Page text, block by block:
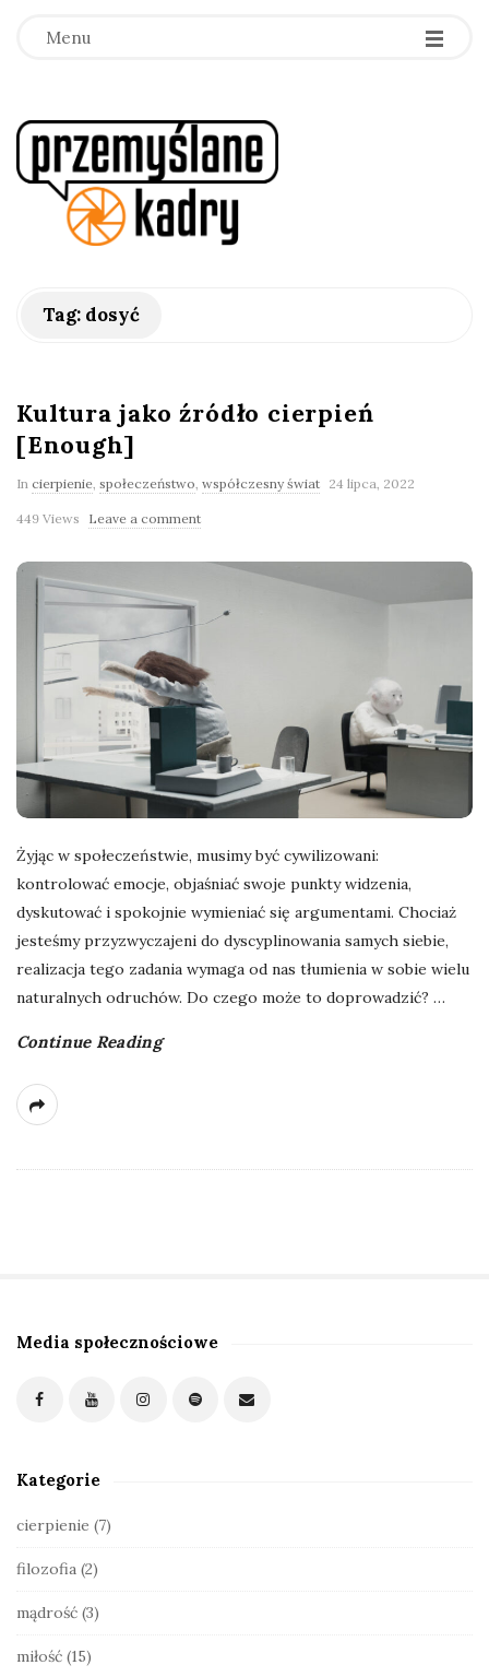
Menu
p
y
ś
l
a
n
k
a
d
r
y
Tag: dosyć
Kultura jako źródło cierpień
[Enough]
In cierpienie społeczeństwo współczesny świat 24 lipca, 2022
449 Views Leave a comment
Żyjąc w społeczeństwie, musimy być cywilizowani:
kontrolować emocje, objaśniać swoje punkty widzenia,
dyskutować i spokojnie wymieniać się argumentami. Chociaż
jesteśmy przyzwyczajeni do dyscyplinowania samych siebie,
realizacja tego zadania wymaga od nas tłumienia w sobie wielu
naturalnych odruchów. Do czego może to doprowadzić? …
Continue Reading
S
d
a
Media społecznościowe
Kategorie
cierpienie (7)
filozofia (2)
mądrość (3)
miłość (15)